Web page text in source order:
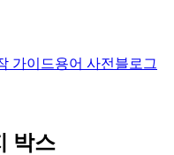
가이드용어 사전 블로그
박스